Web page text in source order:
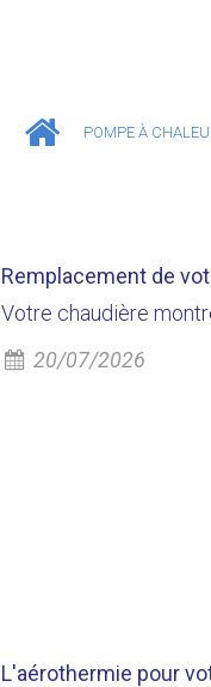
POMPE À
Remplacement de
Votre chaudière
20/07/2026
L'aérothermie pour